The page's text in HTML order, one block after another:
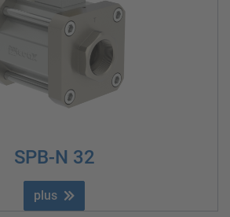
SPB-N 32
plus